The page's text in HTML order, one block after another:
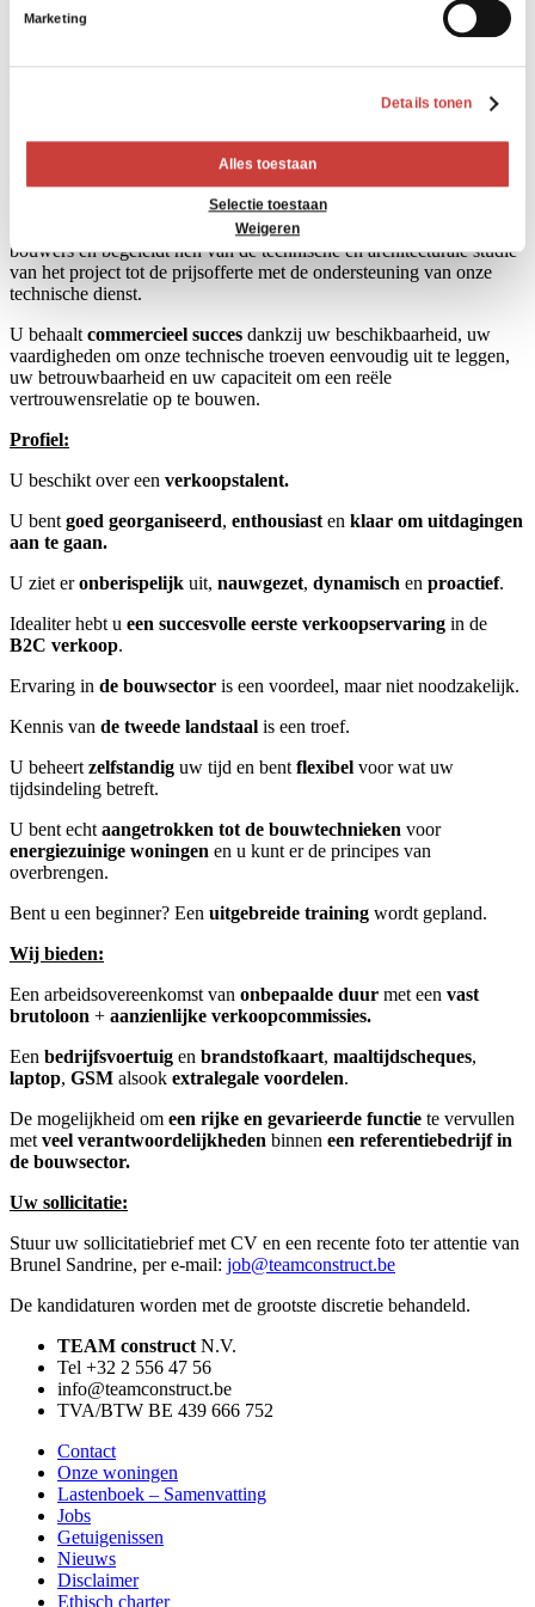
ons Privacybeleid.
Marketing
Details tonen
Alles toestaan
Selectie toestaan
Weigeren
kwaliteiten van onze producten en diensten voorstellen door de
technische eigenschappen en voordelen ervan naar voren te
brengen.
persoonlijk adviseurvan uw prospecten, kandidaat-
bouwers en begeleidt hen van de technische en architecturale studie
van het project tot de prijsofferte met de ondersteuning van onze
technische dienst.
U behaalt commercieel succes dankzij uw beschikbaarheid, uw
vaardigheden om onze technische troeven eenvoudig uit te leggen,
uw betrouwbaarheid en uw capaciteit om een reële
vertrouwensrelatie op te bouwen.
Profiel:
U beschikt over een verkoopstalent.
U bent goed georganiseerd, enthousiast en klaar om uitdagingen
aan te gaan.
U ziet eronberispelijk uit, nauwgezet, dynamisch en proactief.
Idealiter hebt u een succesvolle eerste verkoopservaring in de
B2C verkoop.
Ervaring in de bouwsector is een voordeel, maar niet noodzakelijk.
Kennis van de tweede landstaal is een troef.
U beheert zelfstandig uw tijd en bent flexibel voor wat uw
tijdsindeling betreft.
U bent echt aangetrokken tot de bouwtechnieken voor
energiezuinige woningen en u kunt er de principes van
overbrengen.
Bent u een beginner? Een uitgebreide training wordt gepland.
Wij bieden:
Een arbeidsovereenkomst van onbepaalde duur met een vast
brutoloon + aanzienlijke verkoopcommissies.
Een bedrijfsvoertuig en brandstofkaart, maaltijdscheques,
laptop, GSM alsook extralegale voordelen.
De mogelijkheid om een rijke en gevarieerde functie te vervullen
met veel verantwoordelijkheden binnen een referentiebedrijf in
de bouwsector.
Uw sollicitatie:
Stuur uw sollicitatiebrief met CV en een recente foto ter attentie van
Brunel Sandrine, per e-mail: job@teamconstruct.be
De kandidaturen worden met de grootste discretie behandeld.
TEAM construct N.V.
Tel +32 2 556 47 56
info@teamconstruct.be
TVA/BTW BE 439 666 752
Contact
Onze woningen
Lastenboek – Samenvatting
Jobs
Getuigenissen
Nieuws
Disclaimer
Ethisch charter